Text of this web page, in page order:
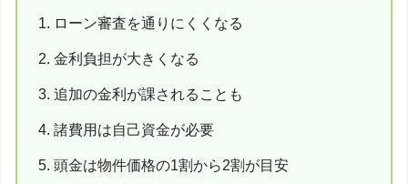
ローン審査を通りにくくなる
金利負担が大きくなる
追加の金利が課されることも
諸費用は自己資金が必要
頭金は物件価格の1割から2割が目安